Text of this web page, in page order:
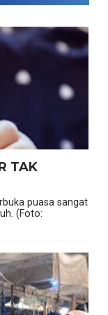
TAK
puasa sangat
(Foto: